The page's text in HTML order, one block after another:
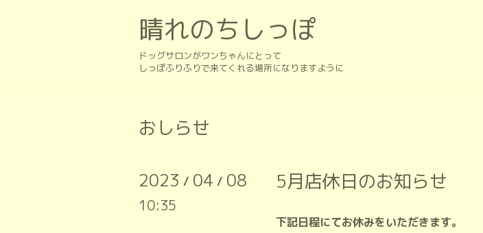
晴れのちしっぽ
ドッグサロンがワンちゃんにとって
しっぽふりふりで来てくれる場所になりますように
おしらせ
2023 / 04 / 08
10:35
5月店休日のお知らせ
下記日程にてお休みをいただきます。